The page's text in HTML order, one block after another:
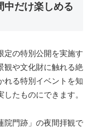
中だけ楽しめる
定の特別公開を実施す
観や文化財に触れる絶
れる特別イベントを知
たものにできます。
院門跡」の夜間拝観で